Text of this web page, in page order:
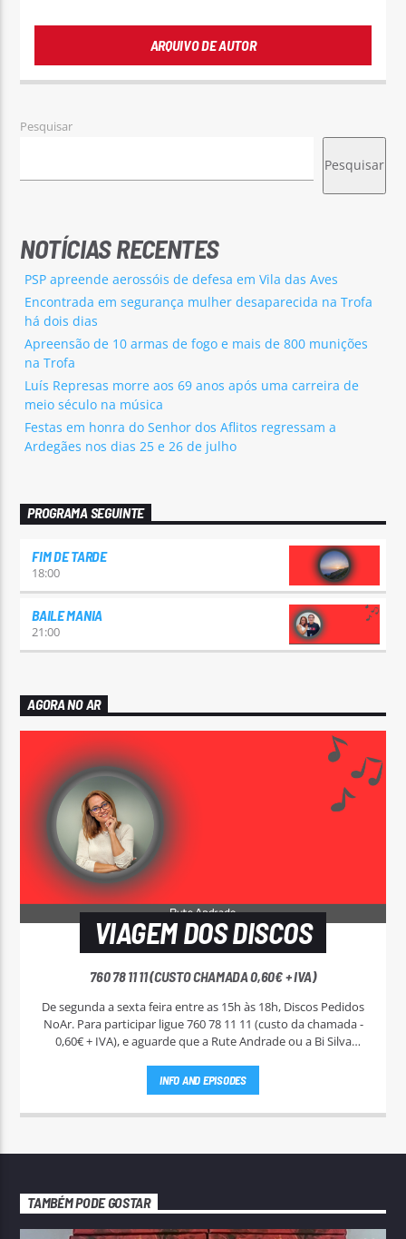
ARQUIVO DE AUTOR
Pesquisar
Pesquisar
NOTÍCIAS RECENTES
PSP apreende aerossóis de defesa em Vila das Aves
Encontrada em segurança mulher desaparecida na Trofa
há dois dias
Apreensão de 10 armas de fogo e mais de 800 munições
na Trofa
Luís Represas morre aos 69 anos após uma carreira de
meio século na música
Festas em honra do Senhor dos Aflitos regressam a
Ardegães nos dias 25 e 26 de julho
PROGRAMA SEGUINTE
FIM DE TARDE
18:00
BAILE MANIA
21:00
AGORA NO AR
VIAGEM DOS DISCOS
760 78 11 11 (CUSTO CHAMADA 0,60€ + IVA)
De segunda a sexta feira entre as 15h às 18h, Discos Pedidos
NoAr. Para participar ligue 760 78 11 11 (custo da chamada -
0,60€ + IVA), e aguarde que a Rute Andrade ou a Bi Silva
INFO AND EPISODES
TAMBÉM PODE GOSTAR